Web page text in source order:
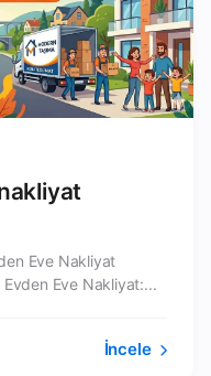
Eve Nakliyat
Eve Nakliyat:...
İncele